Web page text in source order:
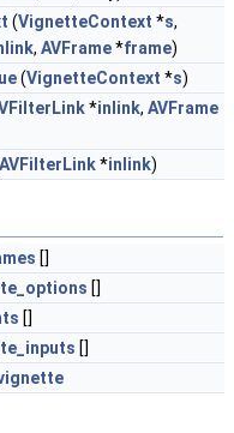
(VignetteContext *s,
, AVFrame*frame)
(VignetteContext *s)
*inlink, AVFrame
AVFilterLink*inlink)
[]
[]
[]
[]